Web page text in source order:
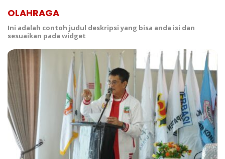
OLAHRAGA
Ini adalah contoh judul deskripsi yang bisa anda isi dan
sesuaikan pada widget